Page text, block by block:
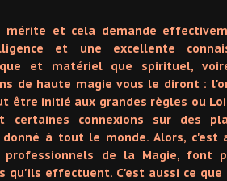
mérite et cela demande
et une excellente
et matériel que spirituel,
de haute magie vous le diront :
être initié aux grandes règles ou
connexions sur des
à tout le monde. Alors, c'est
professionnels de la Magie, font
qu'ils effectuent. C'est aussi ce que